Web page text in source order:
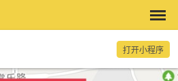
打开小程序